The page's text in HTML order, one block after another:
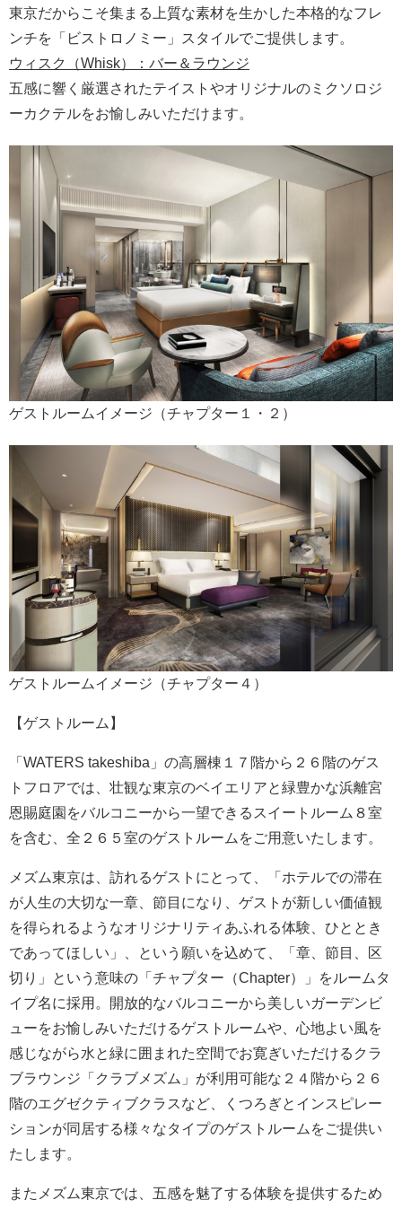
東京だからこそ集まる上質な素材を生かした本格的なフレ
ンチを「ビストロノミー」スタイルでご提供します。
ウィスク（Whisk）：バー＆ラウンジ
五感に響く厳選されたテイストやオリジナルのミクソロジ
ーカクテルをお愉しみいただけます。
ゲストルームイメージ（チャプター１・２）
ゲストルームイメージ（チャプター４）
【ゲストルーム】
「WATERS takeshiba」の高層棟１７階から２６階のゲス
トフロアでは、壮観な東京のベイエリアと緑豊かな浜離宮
恩賜庭園をバルコニーから一望できるスイートルーム８室
を含む、全２６５室のゲストルームをご用意いたします。
メズム東京は、訪れるゲストにとって、「ホテルでの滞在
が人生の大切な一章、節目になり、ゲストが新しい価値観
を得られるようなオリジナリティあふれる体験、ひととき
であってほしい」、という願いを込めて、「章、節目、区
切り」という意味の「チャプター（Chapter）」をルームタ
イプ名に採用。開放的なバルコニーから美しいガーデンビ
ューをお愉しみいただけるゲストルームや、心地よい風を
感じながら水と緑に囲まれた空間でお寛ぎいただけるクラ
ブラウンジ「クラブメズム」が利用可能な２４階から２６
階のエグゼクティブクラスなど、くつろぎとインスピレー
ションが同居する様々なタイプのゲストルームをご提供い
たします。
またメズム東京では、五感を魅了する体験を提供するため